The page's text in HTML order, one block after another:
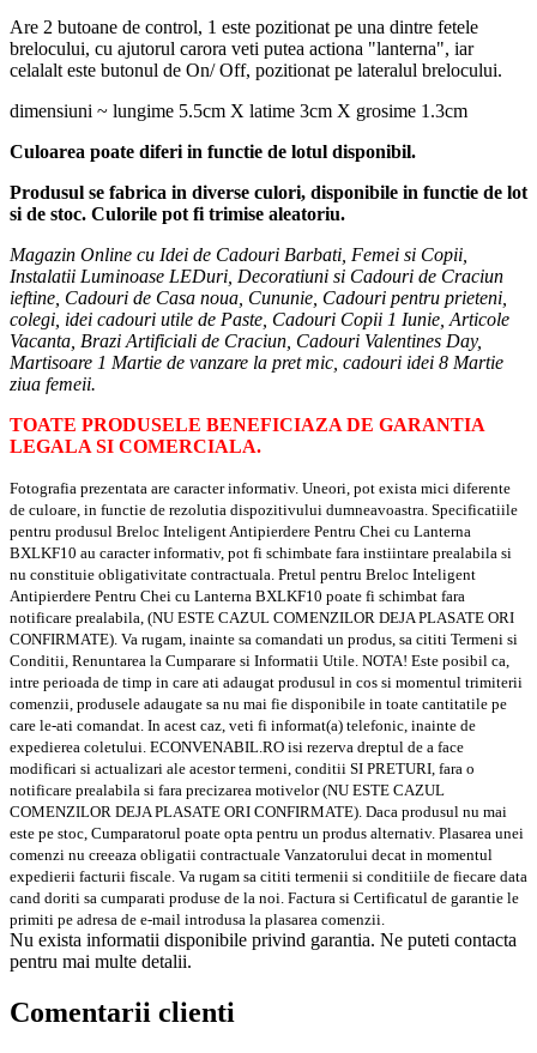
Are 2 butoane de control, 1 este pozitionat pe una dintre fetele
brelocului, cu ajutorul carora veti putea actiona "lanterna", iar
celalalt este butonul de On/ Off, pozitionat pe lateralul brelocului.
dimensiuni ~ lungime 5.5cm X latime 3cm X grosime 1.3cm
Culoarea poate diferi in functie de lotul disponibil.
Produsul se fabrica in diverse culori, disponibile in functie de lot
si de stoc. Culorile pot fi trimise aleatoriu.
Magazin Online cu Idei de Cadouri Barbati, Femei si Copii,
Instalatii Luminoase LEDuri, Decoratiuni si Cadouri de Craciun
ieftine, Cadouri de Casa noua, Cununie, Cadouri pentru prieteni,
colegi, idei cadouri utile de Paste, Cadouri Copii 1 Iunie, Articole
Vacanta, Brazi Artificiali de Craciun, Cadouri Valentines Day,
Martisoare 1 Martie de vanzare la pret mic, cadouri idei 8 Martie
ziua femeii.
TOATE PRODUSELE BENEFICIAZA DE GARANTIA
LEGALA SI COMERCIALA.
Fotografia prezentata are caracter informativ. Uneori, pot exista mici diferente
de culoare, in functie de rezolutia dispozitivului dumneavoastra. Specificatiile
pentru produsul Breloc Inteligent Antipierdere Pentru Chei cu Lanterna
BXLKF10 au caracter informativ, pot fi schimbate fara instiintare prealabila si
nu constituie obligativitate contractuala. Pretul pentru Breloc Inteligent
Antipierdere Pentru Chei cu Lanterna BXLKF10 poate fi schimbat fara
notificare prealabila, (NU ESTE CAZUL COMENZILOR DEJA PLASATE ORI
CONFIRMATE). Va rugam, inainte sa comandati un produs, sa cititi Termeni si
Conditii, Renuntarea la Cumparare si Informatii Utile. NOTA! Este posibil ca,
intre perioada de timp in care ati adaugat produsul in cos si momentul trimiterii
comenzii, produsele adaugate sa nu mai fie disponibile in toate cantitatile pe
care le-ati comandat. In acest caz, veti fi informat(a) telefonic, inainte de
expedierea coletului. ECONVENABIL.RO isi rezerva dreptul de a face
modificari si actualizari ale acestor termeni, conditii SI PRETURI, fara o
notificare prealabila si fara precizarea motivelor (NU ESTE CAZUL
COMENZILOR DEJA PLASATE ORI CONFIRMATE). Daca produsul nu mai
este pe stoc, Cumparatorul poate opta pentru un produs alternativ. Plasarea unei
comenzi nu creeaza obligatii contractuale Vanzatorului decat in momentul
expedierii facturii fiscale. Va rugam sa cititi termenii si conditiile de fiecare data
cand doriti sa cumparati produse de la noi. Factura si Certificatul de garantie le
primiti pe adresa de e-mail introdusa la plasarea comenzii.
Nu exista informatii disponibile privind garantia. Ne puteti contacta
pentru mai multe detalii.
Comentarii clienti